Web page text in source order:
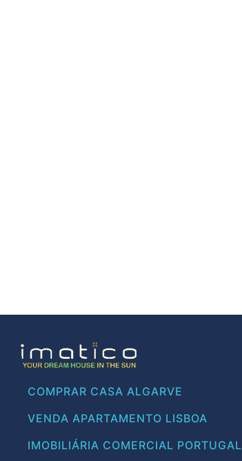
COMPRAR CASA ALGARVE
VENDA APARTAMENTO LISBOA
IMOBILIÁRIA COMERCIAL PORTUGAL